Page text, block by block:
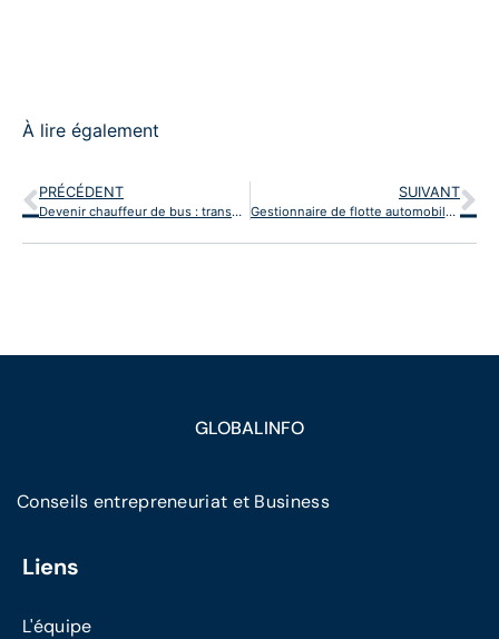
À lire également
PRÉCÉDENT
Devenir chauffeur de bus : transporter les voyageurs en toute sécurité
SUIVANT
Gestionnaire de flotte automobile : administrer le parc de véhicules
GLOBALINFO
Conseils entrepreneuriat et Business
Liens
L'équipe